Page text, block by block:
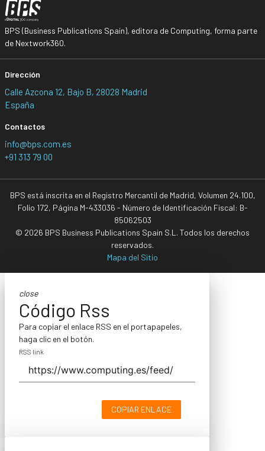
BPS (Business Publications Spain), editora de Computing, forma parte
de Nextwork360.
Dirección
Calle Azcona 12, Bajo B, 28028 Madrid
España
Contactos
info@bps.com.es
+91 313 79 00
BPS está inscrita en el Registro Mercantil de Madrid, Volumen 24.100,
Folio 172, Página M-433036 - Número de Identificación Fiscal: B-
85062503
© 2026 BPS Business Publications Spain S.L. Todos los derechos
reservados.
Mapa del Sitio
close
Código Rss
Para copiar el enlace RSS en el portapapeles,
haga clic en el botón.
RSS link
COPIAR ENLACE